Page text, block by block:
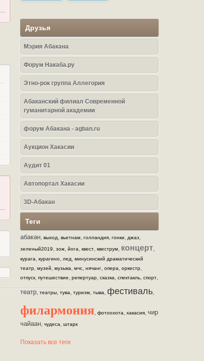
Друзья
Мэрия Абакана
Форум Накаба.ру
Этно-рок группа Аллегория
Абаканский филиал Современной
гуманитарной академии
форум Абакана - agban.ru
Аукцион Хакасии
Аудит 01
Автопортал Хакасии
3D-Абакан
Теги
абакан, выход, вьетнам, голландия, гонки, джаз,
зеленый2019, зож, йога, квест, квеструм, концерт,
курага, курагино, лед, минусинский драматический
театр, музей, музыка, мчс, нячанг, опера, оркестр,
отпуск, путешествие, репертуар, сказка, спектакль, спорт,
театр, театры, тува, туризм, тыва, фестиваль,
филармония, фотоохота, хакасия, чир
чайаан, чудеса, штарк
Показать все теги